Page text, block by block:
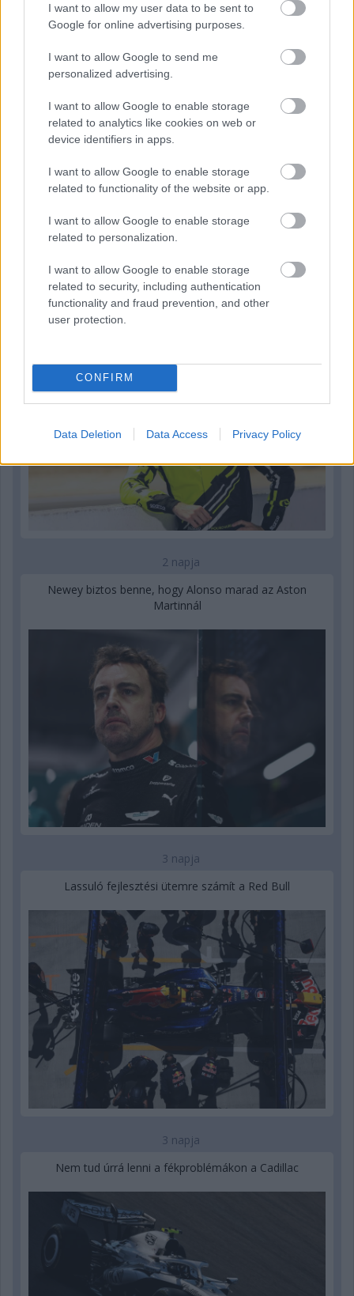
I want to allow my user data to be sent to
Google for online advertising purposes.
I want to allow Google to send me
personalized advertising.
I want to allow Google to enable storage
related to analytics like cookies on web or
device identifiers in apps.
I want to allow Google to enable storage
related to functionality of the website or app.
I want to allow Google to enable storage
related to personalization.
I want to allow Google to enable storage
related to security, including authentication
functionality and fraud prevention, and other
user protection.
CONFIRM
Data Deletion Data Access Privacy Policy
Ilyen lehet a jövő F1-es szabályrendszere Domenicali
2 napja
Újabb korábbi F2-es bajnok folytatja a Formula-E-ben
2 napja
Newey biztos benne, hogy Alonso marad az Aston
Martinnál
3 napja
Lassuló fejlesztési ütemre számít a Red Bull
3 napja
Nem tud úrrá lenni a fékproblémákon a Cadillac